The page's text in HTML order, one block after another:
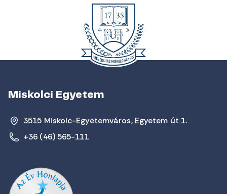
Miskolci Egyetem
3515 Miskolc-Egyetemváros, Egyetem út 1.
+36 (46) 565-111